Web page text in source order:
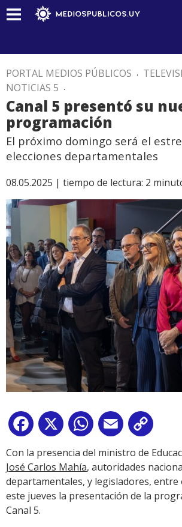
PORTAL MEDIOS PÚBLICOS .
NOTICIAS 5 .
Canal 5 presentó su
programación
El próximo domingo será el
elecciones departamentales
08.05.2025 | tiempo de lectura: 2
Facebook
X WhatsApp
Email
Link
Con la presencia del ministro de
José Carlos Mahía, autoridades
departamentales, y legisladores,
este jueves la presentación de la
Canal 5.